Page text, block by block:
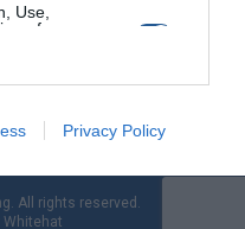
Use,
of my
with the
Privacy Policy
All rights reserved.
Whitehat